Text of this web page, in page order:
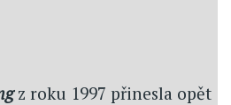
z roku 1997 přinesla opět